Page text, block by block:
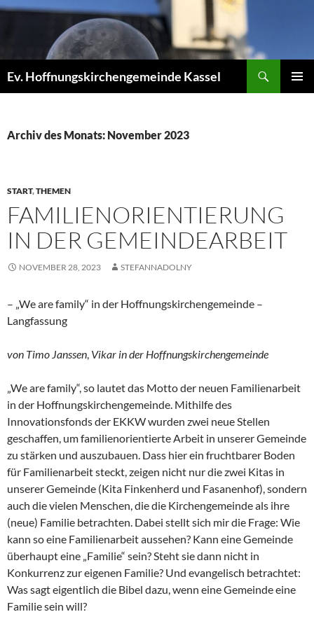
Zum
Ev. Hoffnungskirchengemeinde Kassel
Archiv des Monats: November 2023
START,THEMEN
FAMILIENORIENTIERUNG
IN DER GEMEINDEARBEIT
NOVEMBER 28, 2023 STEFANNADOLNY
– „We are family“ in der Hoffnungskirchengemeinde –
Langfassung
von Timo Janssen Vikar in der Hoffnungskirchengemeinde
„We are family“, so lautet das Motto der neuen Familienarbeit
in der Hoffnungskirchengemeinde. Mithilfe des
Innovationsfonds der EKKW wurden zwei neue Stellen
geschaffen, um familienorientierte Arbeit in unserer Gemeinde
zu stärken und auszubauen. Dass hier ein fruchtbarer Boden
für Familienarbeit steckt, zeigen nicht nur die zwei Kitas in
unserer Gemeinde (Kita Finkenherd und Fasanenhof), sondern
auch die vielen Menschen, die die Kirchengemeinde als ihre
(neue) Familie betrachten. Dabei stellt sich mir die Frage: Wie
kann so eine Familienarbeit aussehen? Kann eine Gemeinde
überhaupt eine „Familie“ sein? Steht sie dann nicht in
Konkurrenz zur eigenen Familie? Und evangelisch betrachtet:
Was sagt eigentlich die Bibel dazu, wenn eine Gemeinde eine
Familie sein will?